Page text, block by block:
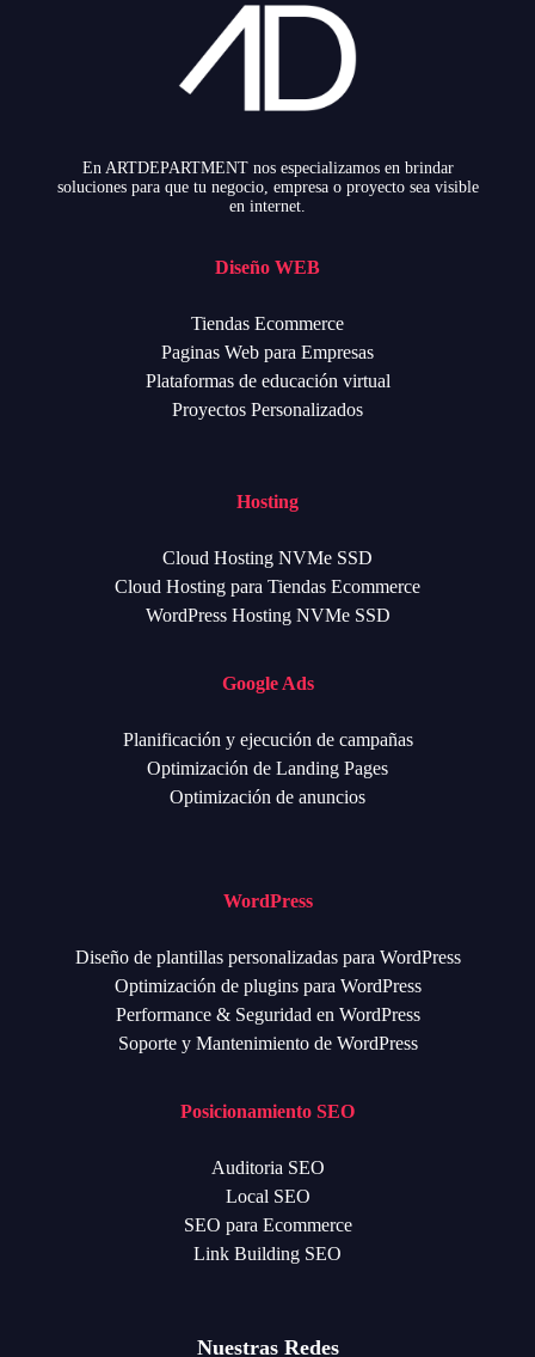
En ARTDEPARTMENT nos especializamos en brindar
soluciones para que tu negocio, empresa o proyecto sea visible
en internet.
Diseño WEB
Tiendas Ecommerce
Paginas Web para Empresas
Plataformas de educación virtual
Proyectos Personalizados
Hosting
Cloud Hosting NVMe SSD
Cloud Hosting para Tiendas Ecommerce
WordPress Hosting NVMe SSD
Google Ads
Planificación y ejecución de campañas
Optimización de Landing Pages
Optimización de anuncios
WordPress
Diseño de plantillas personalizadas para WordPress
Optimización de plugins para WordPress
Performance & Seguridad en WordPress
Soporte y Mantenimiento de WordPress
Posicionamiento SEO
Auditoria SEO
Local SEO
SEO para Ecommerce
Link Building SEO
Nuestras Redes